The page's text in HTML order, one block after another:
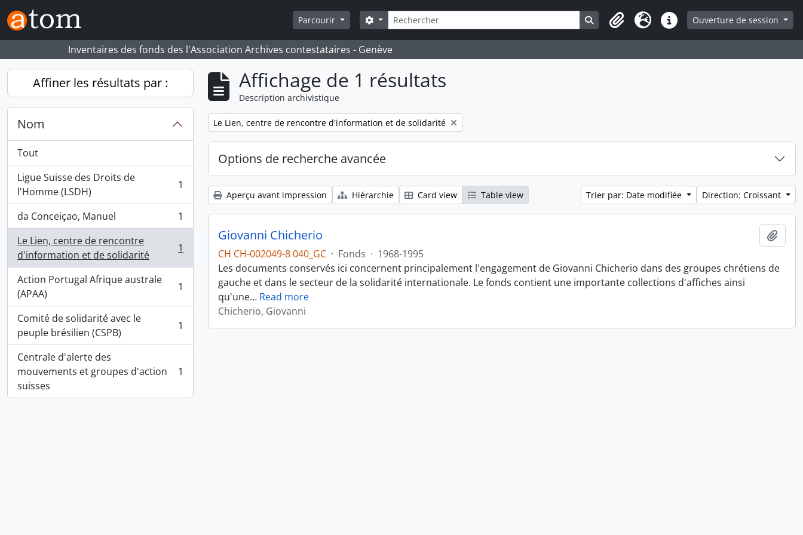
Skip to main content
Parcourir
Rechercher
Search options Search in browse page
Presse-papier
LangueLiens rapidesOuverture de session
Inventaires des fonds des l'Association Archives contestataires - Genève
Affiner les résultats par :
Nom
Tout
Ligue Suisse des Droits de
l'Homme (LSDH)
, 1 résultats 1
da Conceiçao, Manuel
, 1 résultats
1
Le Lien, centre de rencontre
d'information et de solidarité
, 1 résultats 1
Action Portugal Afrique australe
(APAA)
, 1 résultats 1
Comité de solidarité avec le
peuple brésilien (CSPB)
, 1 résultats 1
Centrale d'alerte des
mouvements et groupes d'action
suisses
, 1 résultats 1
Affichage de 1 résultats
Description archivistique
Remove filter:
Le Lien, centre de rencontre d'information et de solidarité
Options de recherche avancée
Aperçu avant impression Hiérarchie Card view Table view Trier par: Date modifiée Direction: Croissant
Giovanni Chicherio
CH CH-002049-8 040_GC · Fonds · 1968-1995
Les documents conservés ici concernent principalement l'engagement de Giovanni Chicherio dans des groupes chrétiens de
gauche et dans le secteur de la solidarité internationale. Le fonds contient une importante collections d'affiches ainsi
qu'une… Read more
Chicherio, Giovanni